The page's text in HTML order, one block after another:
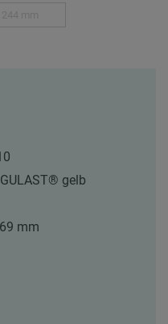
gelb
mm